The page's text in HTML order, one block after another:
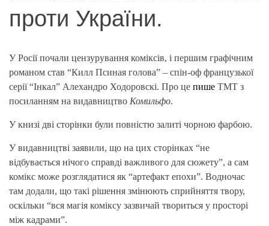
проти України.
У Росії почали цензурування коміксів, і першим графічним
романом став “Килл Псиная голова” – спін-оф французької
серії “Інкал” Алехандро Ходоровскі. Про це пише TMT з
посиланням на видавництво Комильфо.
У книзі дві сторінки були повністю залиті чорною фарбою.
У видавництві заявили, що на цих сторінках “не
відбувається нічого справді важливого для сюжету”, а сам
комікс може розглядатися як “артефакт епохи”. Водночас
там додали, що такі рішення змінюють сприйняття твору,
оскільки “вся магія коміксу зазвичай твориться у просторі
між кадрами”.